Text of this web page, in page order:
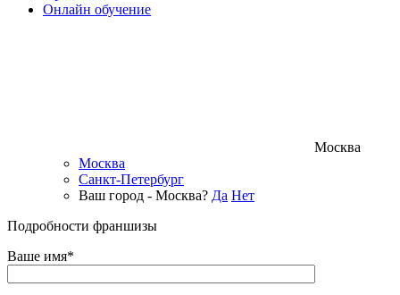
Онлайн обучение
Москва
Москва
Санкт-Петербург
Ваш город - Москва? Да Нет
Подробности франшизы
Ваше имя*